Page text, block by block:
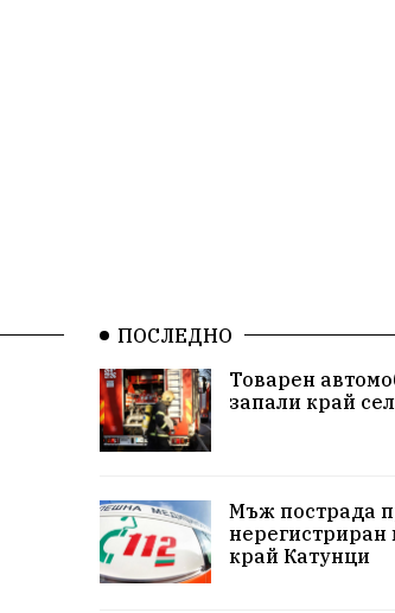
ПОСЛЕДНО
Товарен
запали край
Мъж пострада
нерегистриран
край Катунци